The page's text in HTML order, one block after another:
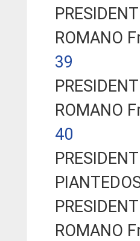
ROMANO
39
ROMANO
40
ROMANO